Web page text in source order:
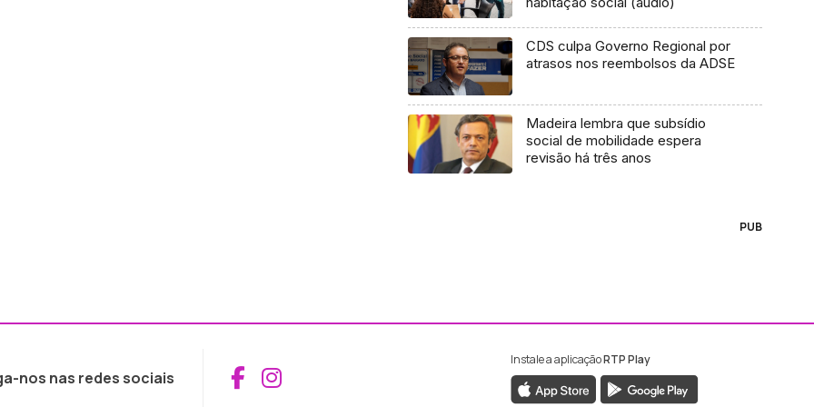
CDS culpa Governo Regional por
atrasos nos reembolsos da ADSE
Madeira lembra que subsídio
social de mobilidade espera
revisão há três anos
PUB
nos nas redes sociais Aceder ao Facebook da RTP Madeira
Aceder ao Instagram da RTP Madeira
Instale a aplicaçãoRTP Play